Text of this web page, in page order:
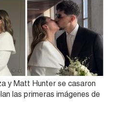
y Matt Hunter se casaron
las primeras imágenes de